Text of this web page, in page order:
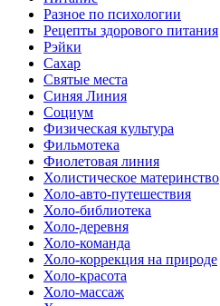
Разное по психологии
Рецепты здорового питания
Рэйки
Сахар
Святые места
Синяя Линия
Социум
Физическая культура
Фильмотека
Фиолетовая линия
Холистическое материнство
Холо-авто-путешествия
Холо-библиотека
Холо-деревня
Холо-команда
Холо-коррекция на природе
Холо-красота
Холо-массаж